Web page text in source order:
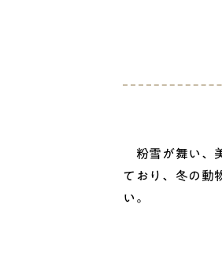
粉雪が舞い、
ており、冬の動
い。